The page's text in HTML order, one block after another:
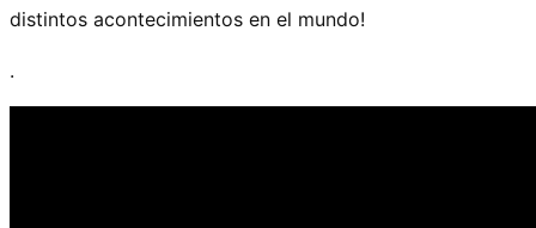
distintos acontecimientos en el mundo!
.